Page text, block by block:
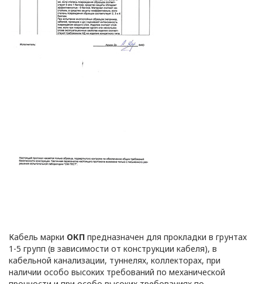
Кабель марки ОКП предназначен для прокладки в грунтах
1-5 групп (в зависимости от конструкции кабеля), в
кабельной канализации, туннелях, коллекторах, при
наличии особо высоких требований по механической
персональных
данных
Общество с ограниченной
ответственностью
Общие
положения